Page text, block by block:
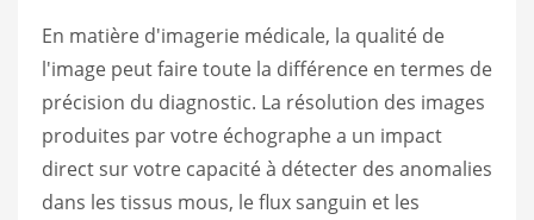
En matière d'imagerie médicale, la qualité de
l'image peut faire toute la différence en termes de
précision du diagnostic. La résolution des images
produites par votre échographe a un impact
direct sur votre capacité à détecter des anomalies
dans les tissus mous, le flux sanguin et les